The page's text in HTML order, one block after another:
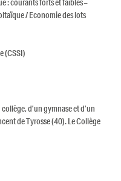
: courants forts et faibles –
/ Economie des lots
(CSSI)
d’un gymnase et d’un
de Tyrosse (40). Le Collège